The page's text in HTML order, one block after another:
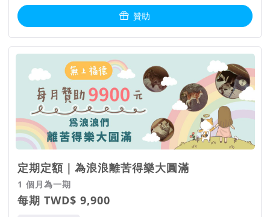
益活動後，我們已經成功處理北北基桃竹的超過百件通報。
浪浪解脫公益火化計畫，歷月接案數量統計
4月份浪浪通報成果共17件 17貓
5月份浪浪通報成果成長50%共35件
6月份浪浪通報成果成長30%共42件
7月份浪浪通報成果成長40%共60件
每月平均增長30%左右的案件接獲，估計半年後將上升到每月
300個個案接獲！
更多服務案例，可以加入「茸茸花園」官方Line，我們每週都
會進行一次週報
贊助
定期定額｜為浪浪離苦得樂大圓滿
1 個月為一期
每期 TWD$ 9,900